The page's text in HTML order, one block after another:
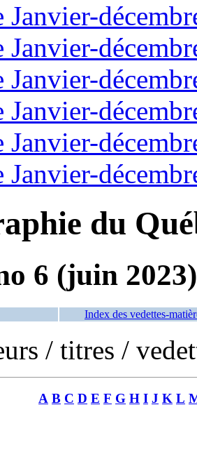
Janvier-
Janvier-
Janvier-
Janvier-
Janvier-
Janvier-
du
6 (juin 2023)
Index des vedettes-
/ titres /
A B C D E F G H I J K L